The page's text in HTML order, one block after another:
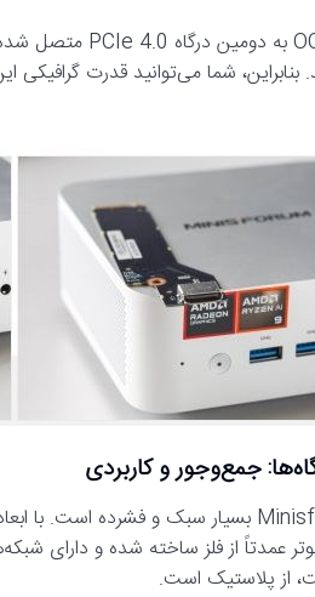
جمع‌وجور و کاربردی
عمدتاً از فلز ساخته شده و
از پلاستیک است.